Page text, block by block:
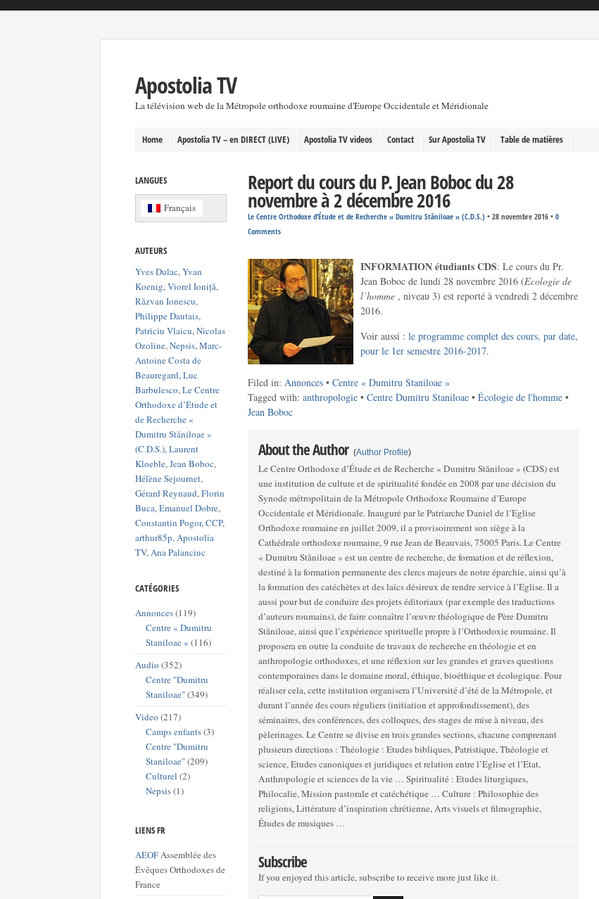
Apostolia TV
La télévision web de la Métropole orthodoxe roumaine d'Europe Occidentale et Méridionale
Home Apostolia TV – en DIRECT (LIVE) Apostolia TV videos Contact Sur Apostolia TV Table de matières
Report du cours du P. Jean Boboc du 28
novembre à 2 décembre 2016
Le Centre Orthodoxe d’Étude et de Recherche « Dumitru Stăniloae » (C.D.S.) •28 novembre 2016 •0
Comments
INFORMATION étudiants CDS: Le cours du Pr.
Jean Boboc de lundi 28 novembre 2016 (Ecologie de
l’homme , niveau 3) est reporté à vendredi 2 décembre
2016.
Voir aussi :le programme complet des cours, par date,
pour le 1er semestre 2016-2017.
Filed in:Annonces •Centre « Dumitru Staniloae »
Tagged with:anthropologie •Centre Dumitru Staniloae •Écologie de l'homme •
Jean Boboc
About the Author (Author Profile)
Le Centre Orthodoxe d’Étude et de Recherche « Dumitru Stăniloae » (CDS) est
une institution de culture et de spiritualité fondée en 2008 par une décision du
Synode métropolitain de la Métropole Orthodoxe Roumaine d’Europe
Occidentale et Méridionale. Inauguré par le Patriarche Daniel de l’Eglise
Orthodoxe roumaine en juillet 2009, il a provisoirement son siège à la
Cathédrale orthodoxe roumaine, 9 rue Jean de Beauvais, 75005 Paris. Le Centre
« Dumitru Stăniloae » est un centre de recherche, de formation et de réflexion,
destiné à la formation permanente des clercs majeurs de notre éparchie, ainsi qu’à
la formation des catéchètes et des laïcs désireux de rendre service à l’Eglise. Il a
aussi pour but de conduire des projets éditoriaux (par exemple des traductions
d’auteurs roumains), de faire connaître l’œuvre théologique de Père Dumitru
Stăniloae, ainsi que l’expérience spirituelle propre à l’Orthodoxie roumaine. Il
proposera en outre la conduite de travaux de recherche en théologie et en
anthropologie orthodoxes, et une réflexion sur les grandes et graves questions
contemporaines dans le domaine moral, éthique, bioéthique et écologique. Pour
réaliser cela, cette institution organisera l’Université d’été de la Métropole, et
durant l’année des cours réguliers (initiation et approfondissement), des
séminaires, des conférences, des colloques, des stages de mise à niveau, des
pèlerinages. Le Centre se divise en trois grandes sections, chacune comprenant
plusieurs directions : Théologie : Etudes bibliques, Patristique, Théologie et
science, Etudes canoniques et juridiques et relation entre l’Eglise et l’Etat,
Anthropologie et sciences de la vie … Spiritualité : Etudes liturgiques,
Philocalie, Mission pastorale et catéchétique … Culture : Philosophie des
religions, Littérature d’inspiration chrétienne, Arts visuels et filmographie,
Études de musiques …
Subscribe
If you enjoyed this article, subscribe to receive more just like it.
LANGUES
Français
AUTEURS
Yves Dulac,Yvan
Koenig,Viorel Ioniță,
Răzvan Ionescu,
Philippe Dautais,
Patriciu Vlaicu,Nicolas
Ozoline,Nepsis,Marc-
Antoine Costa de
Beauregard,Luc
Barbulesco,Le Centre
Orthodoxe d’Étude et
de Recherche «
Dumitru Stăniloae »
(C.D.S.),Laurent
Kloeble,Jean Boboc,
Hélène Sejournet,
Gérard Reynaud,Florin
Buca,Emanuel Dobre,
Constantin Pogor,CCP,
arthur85p,Apostolia
TV,Ana Palanciuc
CATÉGORIES
Annonces(119)
Centre « Dumitru
Staniloae » (116)
Audio (352)
Centre "Dumitru
Staniloae"(349)
Video (217)
Camps enfants(3)
Centre "Dumitru
Staniloae"(209)
Culturel (2)
Nepsis(1)
LIENS FR
AEOFAssemblée des
Évêques Orthodoxes de
France